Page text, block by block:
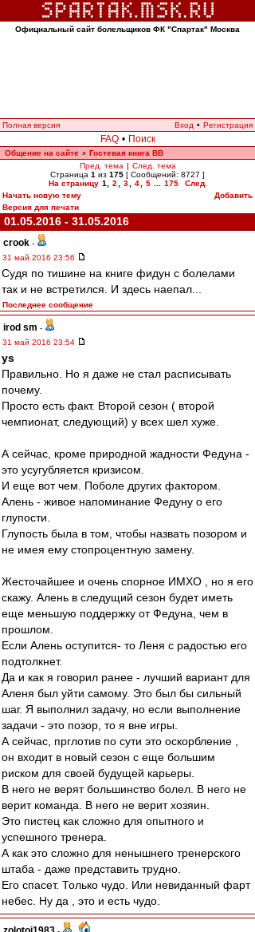
Официальный сайт болельщиков ФК "Спартак" Москва
Полная версия Вход • Регистрация
FAQ • Поиск
Общение на сайте » Гостевая книга ВВ
Пред. тема | След. тема
Страница 1 из 175 [ Сообщений: 8727 ]
На страницу 1 2 3 4 5 175
След.
Начать новую тему
Добавить
Версия для печати
01.05.2016 - 31.05.2016
crook -
31 май 2016 23:56
Судя по тишине на книге фидун с болелами
так и не встретился. И здесь наепал...
Последнее сообщение
irod sm -
31 май 2016 23:54
ys
Правильно. Но я даже не стал расписывать
почему.
Просто есть факт. Второй сезон ( второй
чемпионат, следующий) у всех шел хуже.
А сейчас, кроме природной жадности Федуна -
это усугубляется кризисом.
И еще вот чем. Поболе других фактором.
Алень - живое напоминание Федуну о его
глупости.
Глупость была в том, чтобы назвать позором и
не имея ему стопроцентную замену.
Жесточайшее и очень спорное ИМХО , но я его
скажу. Алень в следущий сезон будет иметь
еще меньшую поддержку от Федуна, чем в
прошлом.
Если Алень оступится- то Леня с радостью его
подтолкнет.
Да и как я говорил ранее - лучший вариант для
Аленя был уйти самому. Это был бы сильный
шаг. Я выполнил задачу, но если выполнение
задачи - это позор, то я вне игры.
А сейчас, прглотив по сути это оскорбление ,
он входит в новый сезон с еще большим
риском для своей будущей карьеры.
В него не верят большинство болел. В него не
верит команда. В него не верит хозяин.
Это пистец как сложно для опытного и
успешного тренера.
А как это сложно для ненышнего тренерского
штаба - даже представить трудно.
Его спасет. Только чудо. Или невиданный фарт
небес. Ну да , это и есть чудо.